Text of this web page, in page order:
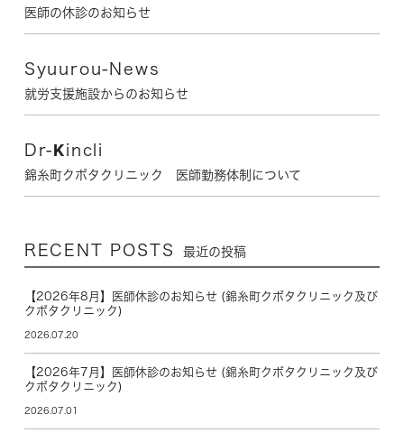
医師の休診のお知らせ
Syuurou-News
就労支援施設からのお知らせ
Dr-Kincli
錦糸町クボタクリニック 医師勤務体制について
RECENT POSTS 最近の投稿
【2026年8月】医師休診のお知らせ (錦糸町クボタクリニック及び
クボタクリニック)
2026.07.20
【2026年7月】医師休診のお知らせ (錦糸町クボタクリニック及び
クボタクリニック)
2026.07.01